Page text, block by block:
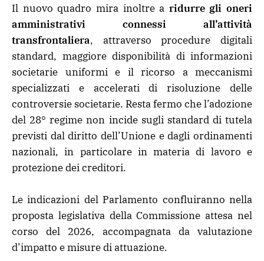
Il nuovo quadro mira inoltre a ridurre gli oneri
amministrativi connessi all’attività
transfrontaliera, attraverso procedure digitali
standard, maggiore disponibilità di informazioni
societarie uniformi e il ricorso a meccanismi
specializzati e accelerati di risoluzione delle
controversie societarie. Resta fermo che l’adozione
del 28° regime non incide sugli standard di tutela
previsti dal diritto dell’Unione e dagli ordinamenti
nazionali, in particolare in materia di lavoro e
protezione dei creditori.
Le indicazioni del Parlamento confluiranno nella
proposta legislativa della Commissione attesa nel
corso del 2026, accompagnata da valutazione
d’impatto e misure di attuazione.